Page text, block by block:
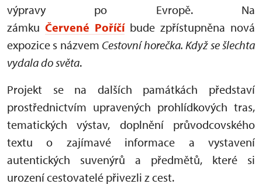
výpravy po Evropě. Na
zámku Červené Poříčíbude zpřístupněna nová
expozice s názvem Cestovní horečka. Když se šlechta
vydala do světa.
Projekt se na dalších památkách představí
prostřednictvím upravených prohlídkových tras,
tematických výstav, doplnění průvodcovského
textu o zajímavé informace a vystavení
autentických suvenýrů a předmětů, které si
urození cestovatelé přivezli z cest.